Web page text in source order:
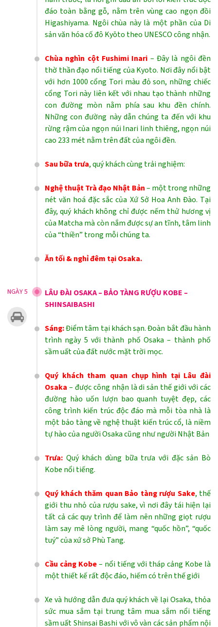
đáo toàn bằng gỗ, nằm trên vùng cao ngọn đồi
Higashiyama. Ngôi chùa này là một phần của Di
sản văn hóa cố đô Kyōto theo UNESCO công nhận.
Chùa nghìn cột Fushimi Inari – Đây là ngôi đền
thờ thần đạo nổi tiếng của Kyoto. Nơi đây nổi bật
với hơn 1000 cổng Tori màu đỏ son, những chiếc
cổng Tori này liên kết với nhau tạo thành những
con đường mòn nằm phía sau khu đền chính.
Những con đường này dẫn chúng ta đến với khu
rừng rậm của ngọn núi Inari linh thiêng, ngọn núi
cao 233 mét nằm trên đất của ngôi đền.
Sau bữa trưa, quý khách cùng trải nghiệm:
Nghệ thuật Trà đạo Nhật Bản– một trong những
nét văn hoá đặc sắc của Xứ Sở Hoa Anh Đào. Tại
đây, quý khách không chỉ được nếm thử hương vị
của Matcha mà còn nắm được sự an tĩnh, tâm linh
của “thiền” trong mỗi chúng ta.
Ăn tối & nghỉ đêm tại Osaka.
NGÀY 5
LÂU ĐÀI OSAKA – BẢO TÀNG RƯỢU KOBE –
SHINSAIBASHI
Sáng:Điểm tâm tại khách sạn. Đoàn bắt đầu hành
trình ngày 5 với thành phố Osaka – thành phố
sầm uất của đất nước mặt trời mọc.
Quý khách tham quan chụp hình tại Lâu đài
Osaka – được công nhận là di sản thế giới với các
đường hào uốn lượn bao quanh tuyệt đẹp, các
công trình kiến trúc độc đáo mà mỗi tòa nhà là
một bảo tàng về nghệ thuật kiến trúc cổ, là niềm
tự hào của người Osaka cũng như người Nhật Bản
Trưa: Quý khách dùng bữa trưa với đặc sản Bò
Kobe nổi tiếng.
Quý khách thăm quan Bảo tàng rượu Sake, thế
giới thu nhỏ của rượu sake, vì nơi đây tái hiện lại
tất cả các quy trình để làm nên những giọt rượu
làm say mê lòng người, mang “quốc hồn”, “quốc
tuý” của xứ sở Phù Tang.
Cầu cảng Kobe– nổi tiếng với tháp cảng Kobe là
một thiết kế rất độc đáo, hiếm có trên thế giới
Xe và hướng dẫn đưa quý khách về lại Osaka, thỏa
sức mua sắm tại trung tâm mua sắm nổi tiếng
sầm uất Shinsai Bashi với vô vàn các sản phẩm nội